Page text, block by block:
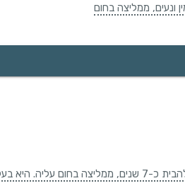
ונעים, ממליצה בחום
וכמובן שהתוצאות מרשימות וטובות.